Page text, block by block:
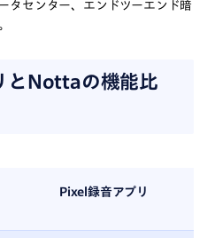
タセンター、エンドツーエンド暗
とNottaの機能比
Pixel録音アプリ